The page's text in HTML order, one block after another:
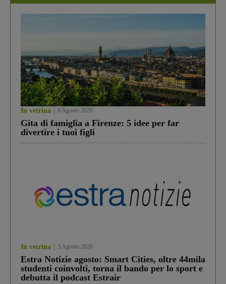
In vetrina 6 Agosto 2026
Gita di famiglia a Firenze: 5 idee per far
divertire i tuoi figli
In vetrina 3 Agosto 2026
Estra Notizie agosto: Smart Cities, oltre 44mila
studenti coinvolti, torna il bando per lo sport e
debutta il podcast Estrair